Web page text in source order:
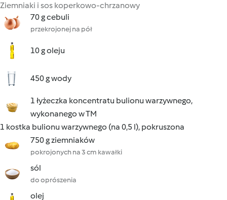
Ziemniaki i sos koperkowo-chrzanowy
70 g cebuli
przekrojonej na pół
10 g oleju
450 g wody
1 łyżeczka koncentratu bulionu warzywnego,
wykonanego w TM
1 kostka bulionu warzywnego (na 0,5 l), pokruszona
750 g ziemniaków
pokrojonych na 3 cm kawałki
sól
do oprószenia
olej